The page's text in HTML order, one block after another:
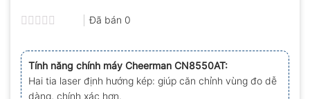
xếp
hạng
0.0
5
sao
Đã bán 0
Tính năng chính máy Cheerman CN8550AT:
Hai tia laser định hướng kép: giúp căn chỉnh vùng đo dễ
dàng, chính xác hơn.